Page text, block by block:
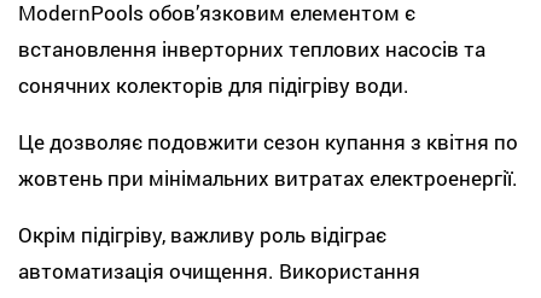
ModernPools обов’язковим елементом є
встановлення інверторних теплових насосів та
сонячних колекторів для підігріву води.
Це дозволяє подовжити сезон купання з квітня по
жовтень при мінімальних витратах електроенергії.
Окрім підігріву, важливу роль відіграє
автоматизація очищення. Використання